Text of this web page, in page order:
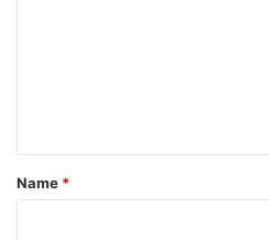
*
Name *